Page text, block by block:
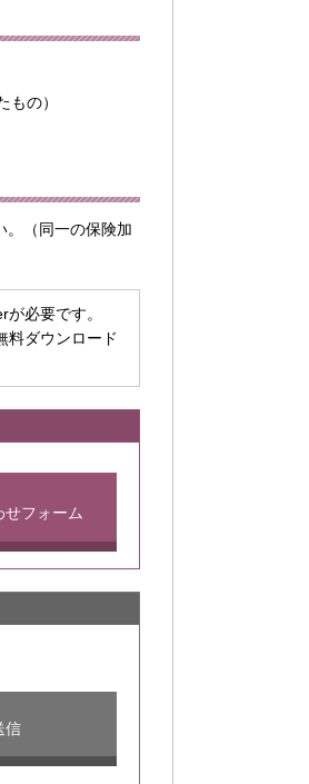
の）
。（同一の保険加
必要です。
料ダウンロード
せフォーム